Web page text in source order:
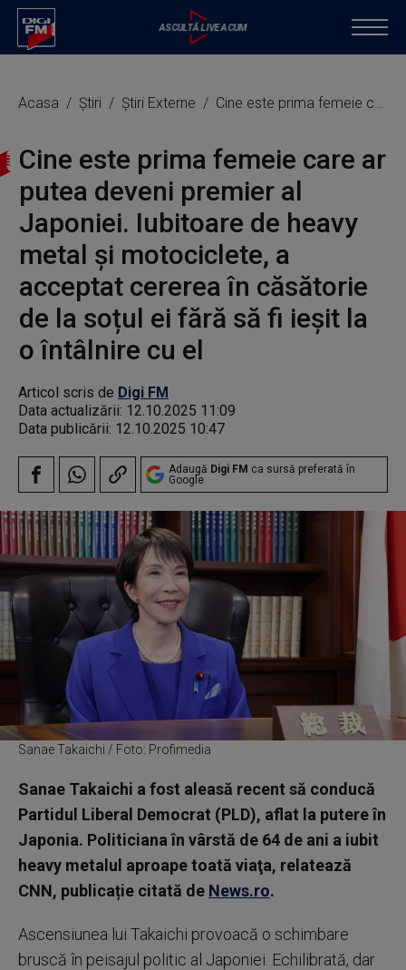
Acasa Știri Știri Externe Cine este prima femeie care ar putea deveni premier al Japoniei. Iubitoare de heavy metal și motociclete, a acceptat cererea în căsătorie de la soțul ei fără să fi ieșit la o întâlnire cu el
Cine este prima femeie care ar
putea deveni premier al
Japoniei. Iubitoare de heavy
metal și motociclete, a
acceptat cererea în căsătorie
de la soțul ei fără să fi ieșit la
o întâlnire cu el
Articol scris de Digi FM
Data actualizării: 12.10.2025 11:09
Data publicării: 12.10.2025 10:47
Adaugă Digi FM ca sursă preferată în
Google
Sanae Takaichi / Foto: Profimedia
Sanae Takaichi a fost aleasă recent să conducă
Partidul Liberal Democrat (PLD), aflat la putere în
Japonia. Politiciana în vârstă de 64 de ani a iubit
heavy metalul aproape toată viaţa, relatează
CNN, publicație citată de News.ro.
Ascensiunea lui Takaichi provoacă o schimbare
bruscă în peisajul politic al Japoniei. Echilibrată, dar